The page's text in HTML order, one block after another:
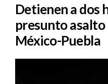
Detienen a dos
presunto asalto
México-Puebla